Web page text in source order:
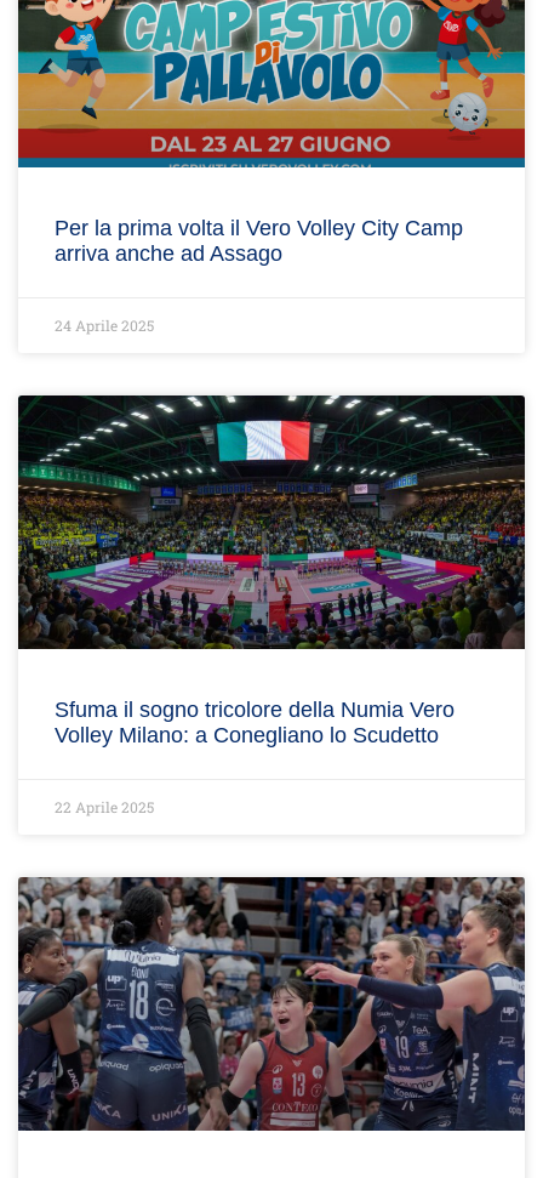
Per la prima volta il Vero Volley City Camp
arriva anche ad Assago
24 Aprile 2025
Sfuma il sogno tricolore della Numia Vero
Volley Milano: a Conegliano lo Scudetto
22 Aprile 2025